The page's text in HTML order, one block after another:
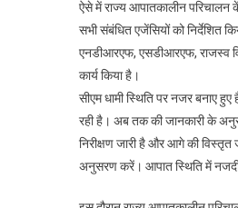
ऐसे में राज्य आपातकालीन परिचालन
सभी संबंधित एजेंसियों को निर्देशित
एनडीआरएफ, एसडीआरएफ, राजस्व
कार्य किया है।
सीएम धामी स्थिति पर नजर बनाए
रही है। अब तक की जानकारी के
निरीक्षण जारी है और आगे की विस्तृत
अनुसरण करें। आपात स्थिति में